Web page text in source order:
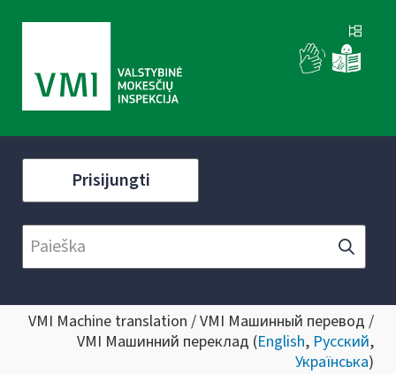
Prisijungti
VMI Machine translation / VMI Машинный перевод /
VMI Машинний переклад (English, Русский,
Українська)